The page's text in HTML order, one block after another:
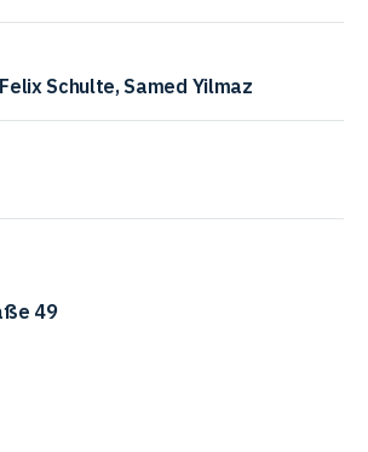
Schulte, Samed Yilmaz
49